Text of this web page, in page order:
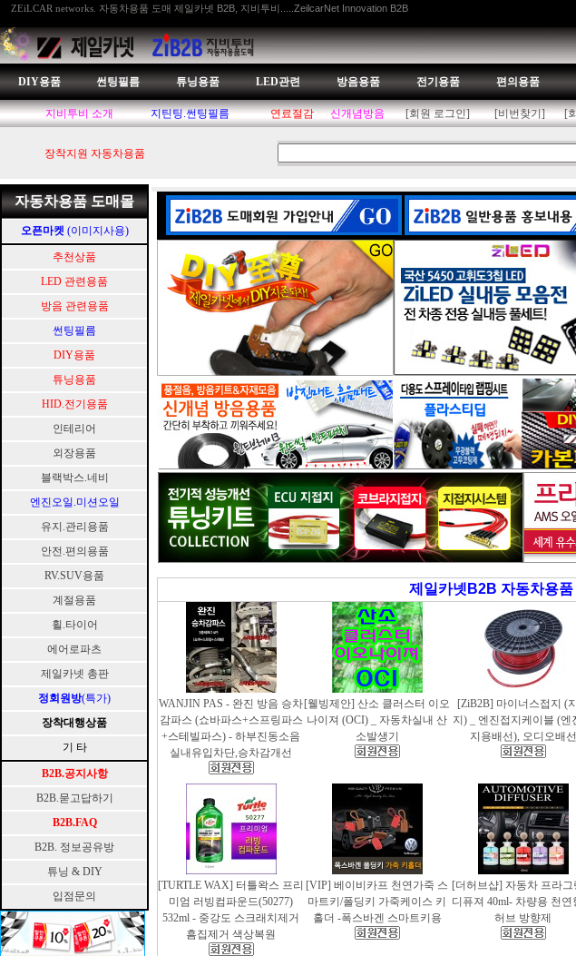
ZEiLCAR networks. 자동차용품 도매 제일카넷 B2B, 지비투비.....ZeilcarNet Innovation B2B
DIY용품 썬팅필름 튜닝용품 LED관련 방음용품 전기용품 편의용품
지비투비 소개 지틴팅.썬팅필름 연료절감 신개념방음 [회원 로그인] [비번찾기] [
장착지원 자동차용품
자동차용품 도매몰
오픈마켓 (이미지사용)
추천상품
LED 관련용품
방음 관련용품
썬팅필름
DIY용품
튜닝용품
HID.전기용품
인테리어
외장용품
블랙박스.네비
엔진오일.미션오일
유지.관리용품
안전.편의용품
RV.SUV용품
계절용품
휠.타이어
에어로파츠
제일카넷 총판
정회원방(특가)
장착대행상품
기 타
B2B.공지사항
B2B.묻고답하기
B2B.FAQ
B2B. 정보공유방
튜닝 & DIY
입점문의
제일카넷B2B 자동차용
WANJIN PAS - 완진 방음 승차
감파스 (쇼바파스+스프링파스
+스테빌파스) - 하부진동소음
실내유입차단,승차감개선
[웰빙제안] 산소 클러스터 이오
나이져 (OCI) _ 자동차실내 산
소발생기
[ZiB2B] 마이너스접지 (
지) _ 엔진접지케이블 (엔
지용배선), 오디오배선
[TURTLE WAX] 터틀왁스 프리
미엄 러빙컴파운드(50277)
532ml - 중강도 스크래치제거
흠집제거 색상복원
[VIP] 베이비카프 천연가죽 스
마트키/폴딩키 가죽케이스 키
홀더 -폭스바겐 스마트키용
[더허브샵] 자동차 프라그
디퓨져 40ml- 차량용 천연
허브 방향제